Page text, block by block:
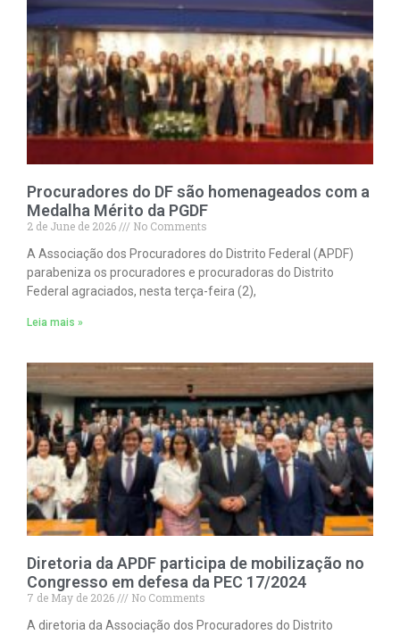
Procuradores do DF são homenageados com a
Medalha Mérito da PGDF
2 de June de 2026
No Comments
A Associação dos Procuradores do Distrito Federal (APDF)
parabeniza os procuradores e procuradoras do Distrito
Federal agraciados, nesta terça-feira (2),
Leia mais »
Diretoria da APDF participa de mobilização no
Congresso em defesa da PEC 17/2024
7 de May de 2026
No Comments
A diretoria da Associação dos Procuradores do Distrito